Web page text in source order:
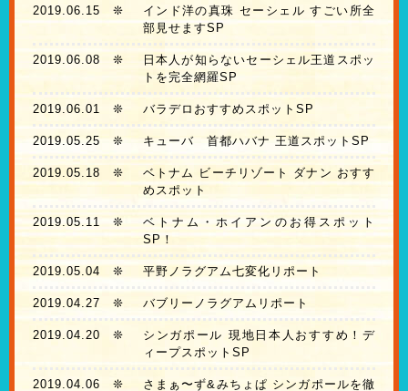
2019.06.15 ❊
インド洋の真珠 セーシェル すごい所全
部見せますSP
2019.06.08 ❊
日本人が知らないセーシェル王道スポッ
トを完全網羅SP
2019.06.01 ❊ バラデロおすすめスポットSP
2019.05.25 ❊ キューバ 首都ハバナ 王道スポットSP
2019.05.18 ❊
ベトナム ビーチリゾート ダナン おすす
めスポット
2019.05.11 ❊
ベトナム・ホイアンのお得スポット
SP！
2019.05.04 ❊ 平野ノラグアム七変化リポート
2019.04.27 ❊ バブリーノラグアムリポート
2019.04.20 ❊
シンガポール 現地日本人おすすめ！デ
ィープスポットSP
2019.04.06 ❊ さまぁ〜ず&みちょぱ シンガポールを徹